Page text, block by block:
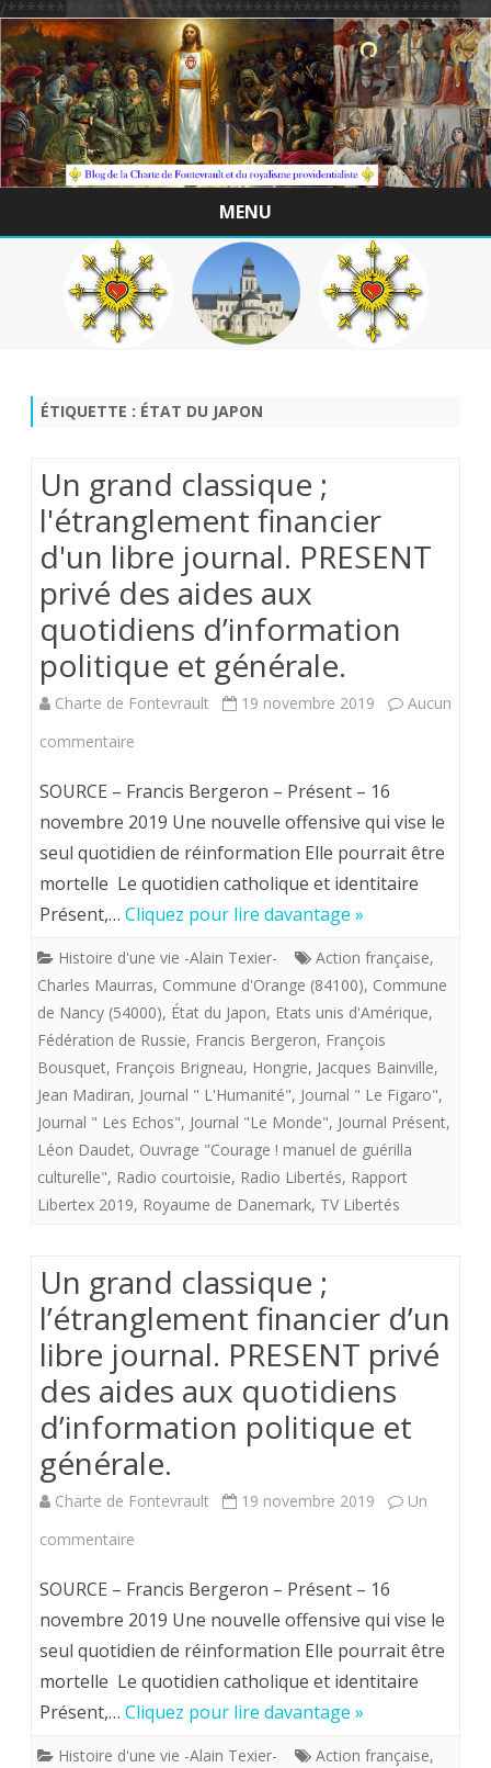
/
MENU
Skip
to
content
ÉTIQUETTE : ÉTAT DU JAPON
Un grand classique ;
l'étranglement financier
d'un libre journal. PRESENT
privé des aides aux
quotidiens d’information
politique et générale.
Charte de Fontevrault 19 novembre 2019
Aucun
commentaire
grand
classique
;
d'un
libre
journal.
PRESENT
des
aux
quotidiens
d’information
politique
et
générale.
SOURCE – Francis Bergeron – Présent – 16
novembre 2019 Une nouvelle offensive qui vise le
seul quotidien de réinformation Elle pourrait être
mortelle Le quotidien catholique et identitaire
Présent,… Cliquez pour lire davantage »
Histoire d'une vie -Alain Texier- Action française,
Charles Maurras, Commune d'Orange (84100), Commune
de Nancy (54000), État du Japon, Etats unis d'Amérique,
Fédération de Russie, Francis Bergeron, François
Bousquet, François Brigneau, Hongrie, Jacques Bainville,
Jean Madiran, Journal " L'Humanité", Journal " Le Figaro",
Journal " Les Echos", Journal "Le Monde", Journal Présent,
Léon Daudet, Ouvrage "Courage ! manuel de guérilla
culturelle", Radio courtoisie, Radio Libertés, Rapport
Libertex 2019, Royaume de Danemark, TV Libertés
Un grand classique ;
l’étranglement financier d’un
libre journal. PRESENT privé
des aides aux quotidiens
d’information politique et
générale.
Charte de Fontevrault 19 novembre 2019
Un
commentaire
grand
classique
;
SOURCE – Francis Bergeron – Présent – 16
novembre 2019 Une nouvelle offensive qui vise le
seul quotidien de réinformation Elle pourrait être
mortelle Le quotidien catholique et identitaire
Présent,… Cliquez pour lire davantage »
Histoire d'une vie -Alain Texier- Action française,